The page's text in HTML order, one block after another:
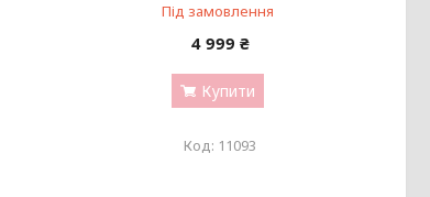
Під замовлення
4 999 ₴
Купити
11093